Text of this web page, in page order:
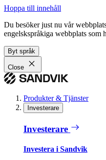
Hoppa till innehåll
Du besöker just nu vår
engelskspråkiga webbplats som
Byt språk
Close
Produkter & Tjänster
Investerare
Investerare
Investera i Sandvik